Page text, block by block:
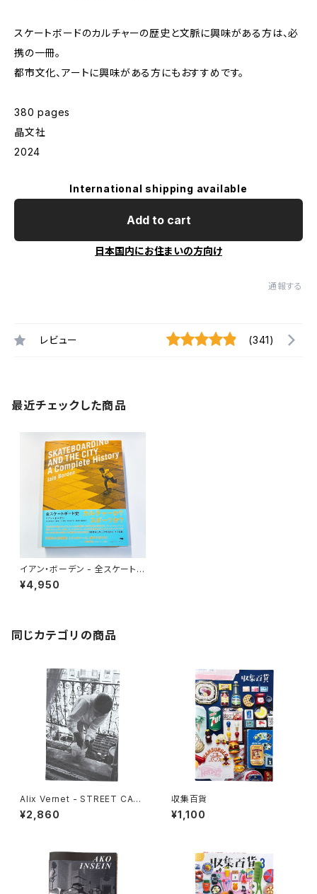
スケートボードのカルチャーの歴史と文脈に興味がある方は、必
携の一冊。
都市文化、アートに興味がある方にもおすすめです。
380 pages
晶文社
2024
International shipping available
Add to cart
日本国内にお住まいの方向け
通報する
レビュー (341)
最近チェックした商品
イアン・ボーデン - 全スケートボ
ード史
¥4,950
同じカテゴリの商品
Alix Vernet - STREET CAS
TS
¥2,860
収集百貨
¥1,100